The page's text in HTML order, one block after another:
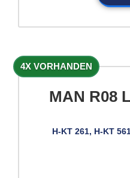
4X VORHANDEN
MAN R08
H-KT 261, H-KT